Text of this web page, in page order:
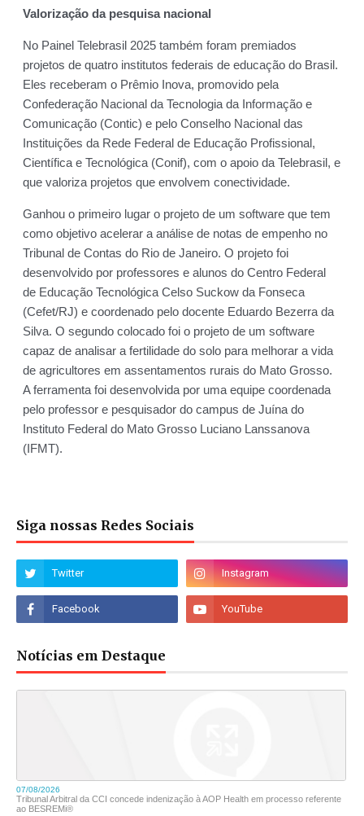
Siga nossas Redes Sociais
Notícias em Destaque